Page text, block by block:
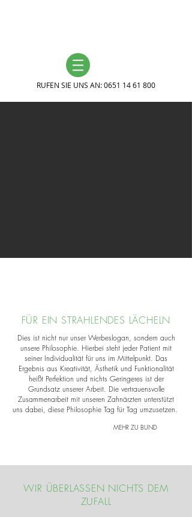
RUFEN SIE UNS AN:0651 14 61 800
WIR ÜBERLASSEN NICHTS DEM
ZUFALL
FÜR EIN STRAHLENDES LÄCHELN
Dies ist nicht nur unser Werbeslogan, sondern auch
unsere Philosophie. Hierbei steht jeder Patient mit
seiner Individualität für uns im Mittelpunkt. Das
Ergebnis aus Kreativität, Ästhetik und Funktionalität
heißt Perfektion und nichts Geringeres ist der
Grundsatz unserer Arbeit. Die vertrauensvolle
Zusammenarbeit mit unseren Zahnärzten unterstützt
uns dabei, diese Philosophie Tag für Tag umzusetzen.
MEHR ZU BUND